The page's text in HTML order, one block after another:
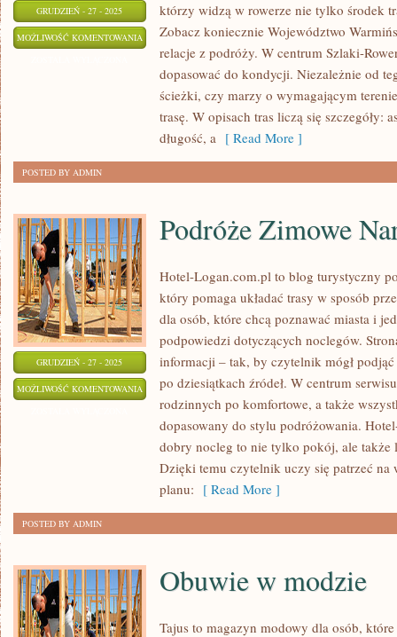
GRUDZIEŃ - 27 - 2025
MOŻLIWOŚĆ KOMENTOWANIA ROWER
KONTUZJE
REHABILITACJA
którzy widzą w rowerze nie tylko środek
Zobacz koniecznie Województwo
relacje z podróży. W centrum Szlaki-
dopasować do kondycji. Niezależnie od
ścieżki, czy marzy o wymagającym
trasę. W opisach tras liczą się szczegóły:
długość, a [ Read More ]
POSTED BY ADMIN
GRUDZIEŃ - 27 - 2025
MOŻLIWOŚĆ KOMENTOWANIA PODRÓŻE
ZIMOWE
NARTY
KULIGI
Podróże Zimowe
Hotel-Logan.com.pl to blog turystyczny
który pomaga układać trasy w sposób
dla osób, które chcą poznawać miasta i
podpowiedzi dotyczących noclegów.
informacji – tak, by czytelnik mógł
po dziesiątkach źródeł. W centrum
rodzinnych po komfortowe, a także
dopasowany do stylu podróżowania.
dobry nocleg to nie tylko pokój, ale także
Dzięki temu czytelnik uczy się patrzeć na
planu: [ Read More ]
POSTED BY ADMIN
Obuwie w modzie
Tajus to magazyn modowy dla osób,